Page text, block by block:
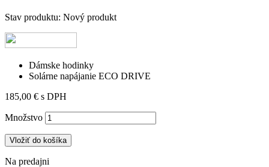
Stav produktu: Nový produkt
Dámske hodinky
Solárne napájanie ECO DRIVE
185,00 € s DPH
Množstvo
Vložiť do košíka
Na predajni